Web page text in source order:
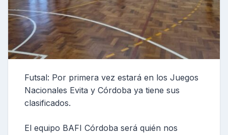
Futsal: Por primera vez estará en los Juegos
Nacionales Evita y Córdoba ya tiene sus
clasificados.
El equipo BAFI Córdoba será quién nos